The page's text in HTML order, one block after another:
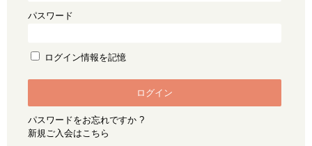
パスワード
ログイン情報を記憶
パスワードをお忘れですか ?
新規ご入会はこちら